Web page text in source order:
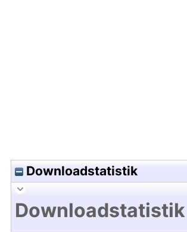
Downloadstatistik
Downloadstatistik